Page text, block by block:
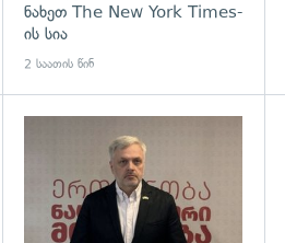
ნახეთ The New York Times-
ის სია
2 საათის წინ